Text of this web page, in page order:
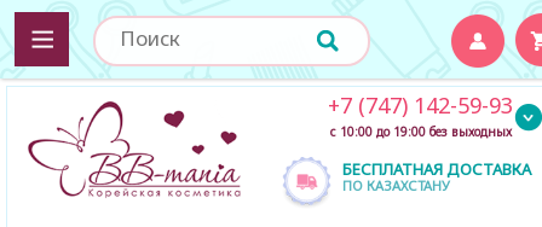
БЕСПЛАТНАЯ ДОСТАВКА
ПО КАЗАХСТАНУ
+7 (747) 142-59-93
с 10:00 до 19:00 без выходных